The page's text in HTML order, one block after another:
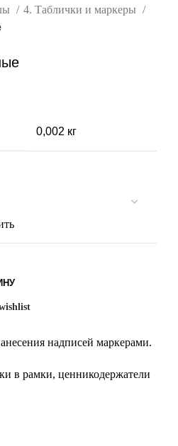
4. Таблички и маркеры
0,002 кг
надписей маркерами.
в рамки, ценникодержатели